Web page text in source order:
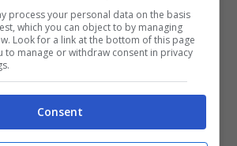
si sono subito complimentati con la
e con il giovaneParodi.
scritto qualcuno, “Complimenti” ha
altro utente. Infine, qualche
non notare la somiglianza fra zia
process your personal data on the basis
which you can object to by managing
Look for a link at the bottom of this page
to manage or withdraw consent in privacy
Consent